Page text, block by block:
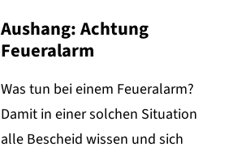
Aushang: Achtung
Feueralarm
Was tun bei einem Feueralarm?
Damit in einer solchen Situation
alle Bescheid wissen und sich